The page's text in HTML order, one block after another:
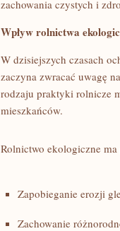
zachowania czystych i
Wpływ rolnictwa​
W ⁢dzisiejszych czasach
‍zaczyna ⁢zwracać uwagę
rodzaju praktyki rolnicze⁣
mieszkańców.
Rolnictwo ekologiczne
Zapobieganie erozji
Zachowanie